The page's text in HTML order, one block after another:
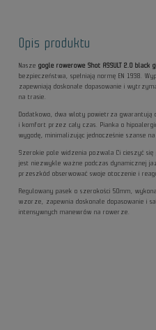
Opis produktu
Naszegogle rowerowe Shot ASSULT 2.0 black
bezpieczeństwa, spełniają normę EN 1938.
zapewniają doskonałe dopasowanie i
na trasie.
Dodatkowo, dwa wloty powietrza
i komfort przez cały czas. Pianka o
wygodę, minimalizując jednocześnie szanse
Szerokie pole widzenia pozwala Ci cieszyć
jest niezwykle ważne podczas dynamicznej
przeszkód obserwować swoje otoczenie i
Regulowany pasek o szerokości 50mm,
wzorze, zapewnia doskonałe dopasowanie i
intensywnych manewrów na rowerze.